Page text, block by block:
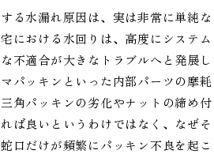
る水漏れ原因は、実は非常に単純な
における水回りは、高度にシステム
不適合が大きなトラブルへと発展し
パッキンといった内部パーツの摩耗
角パッキンの劣化やナットの締め付
ば良いというわけではなく、なぜそ
口だけが頻繁にパッキン不良を起こ